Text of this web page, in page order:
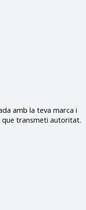
amb la teva marca i
que transmeti autoritat.